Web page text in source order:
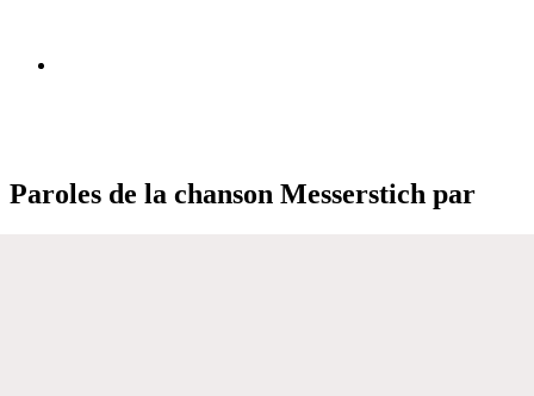
Paroles de la chanson Messerstich par